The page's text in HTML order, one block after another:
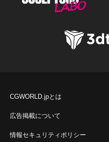
CGWORLD.jpとは
広告掲載について
情報セキュリティポリシー